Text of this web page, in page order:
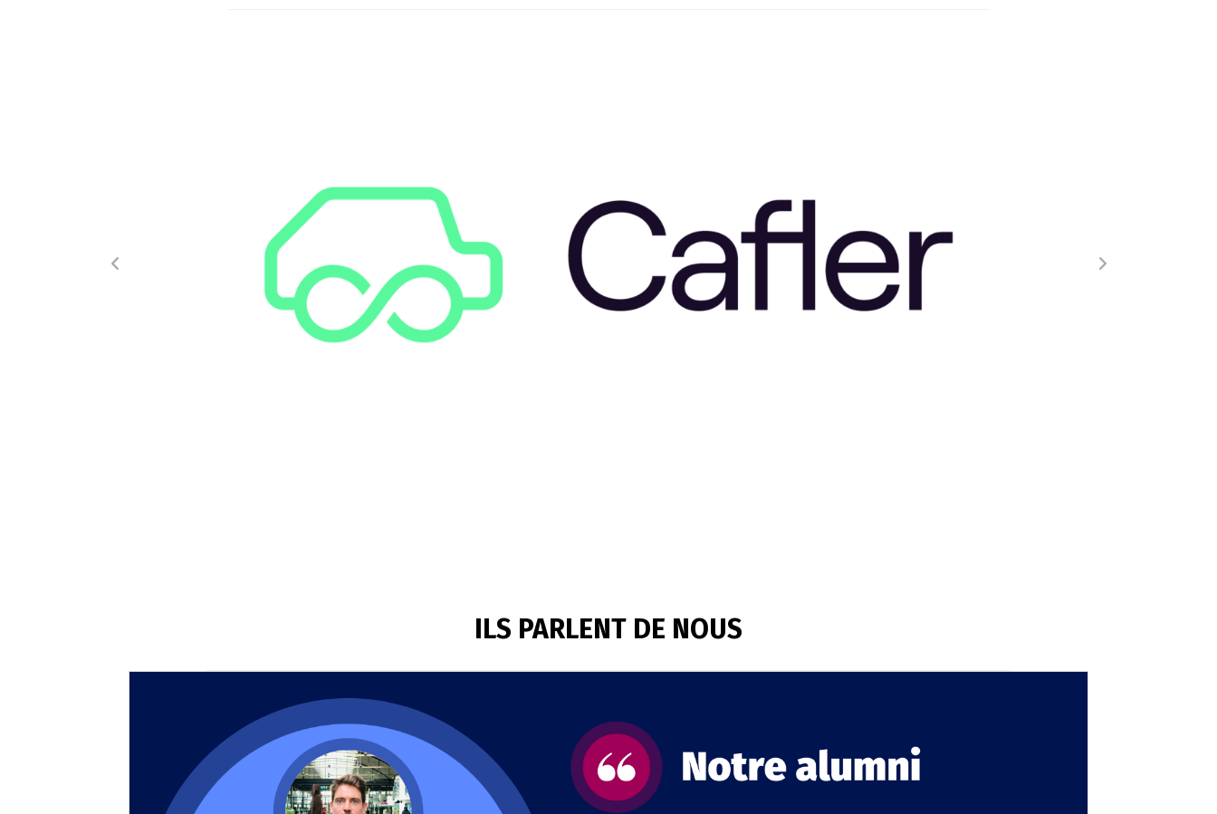
ILS PARLENT DE NOUS